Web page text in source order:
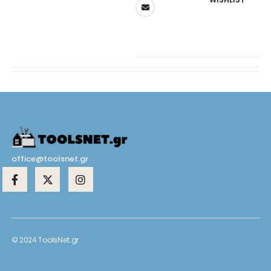
office@toolsnet.gr
© 2024 ToolsNet.gr